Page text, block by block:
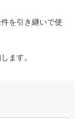
を引き継いで使
ます。